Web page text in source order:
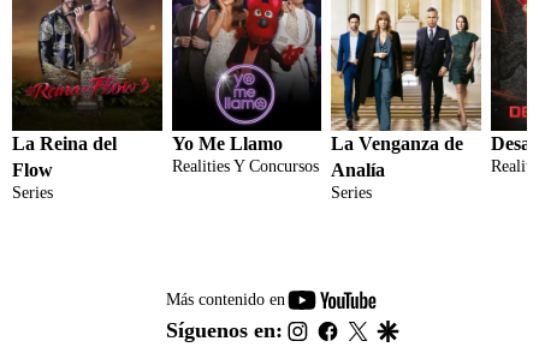
La Reina del
Flow
Series
Yo Me Llamo
Realities Y Concursos
La Venganza de
Analía
Series
Más contenido en
youtube-
footer
Síguenos en: instagram
facebook
twitter